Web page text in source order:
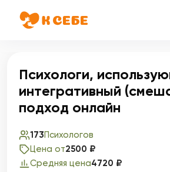
Психологи,
интегративный
подход онлайн
173Психологов
Цена от2500 ₽
Средняя цена4720 ₽